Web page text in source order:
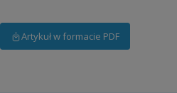
Artykuł w formacie PDF